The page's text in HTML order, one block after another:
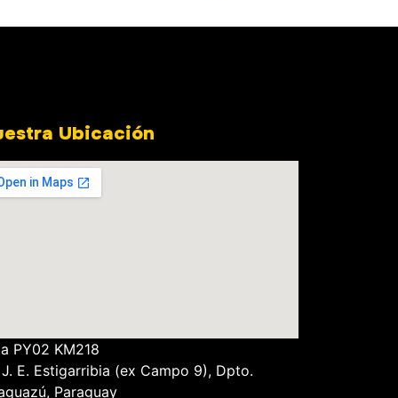
Ubicación
PY02 KM218
E. Estigarribia (ex Campo 9), Dpto.
Paraguay